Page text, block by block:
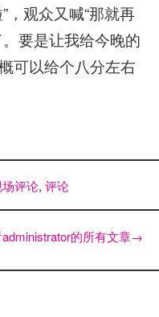
，观众又喊“那就再
要是让我给今晚的
可以给个八分左右
评论, 评论
的所有文章→